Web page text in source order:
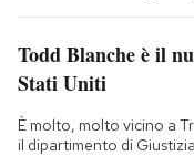
Todd Blanche è il
Stati Uniti
È molto, molto vicino a
il dipartimento di